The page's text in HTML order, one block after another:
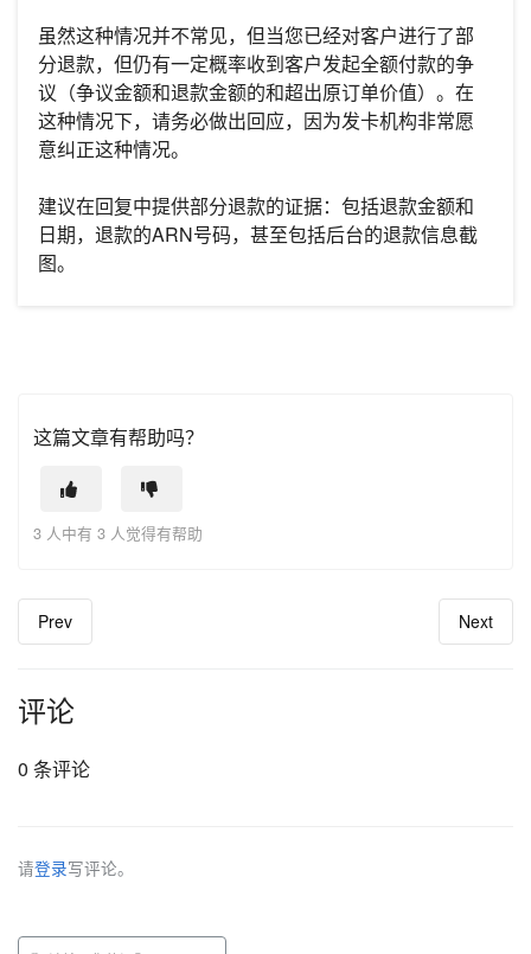
虽然这种情况并不常见，但当您已经对客户进行了部
分退款，但仍有一定概率收到客户发起全额付款的争
议（争议金额和退款金额的和超出原订单价值）。在
这种情况下，请务必做出回应，因为发卡机构非常愿
意纠正这种情况。
建议在回复中提供部分退款的证据：包括退款金额和
日期，退款的ARN号码，甚至包括后台的退款信息截
图。
这篇文章有帮助吗？
3 人中有 3 人觉得有帮助
Prev Next
评论
0 条评论
请登录写评论。